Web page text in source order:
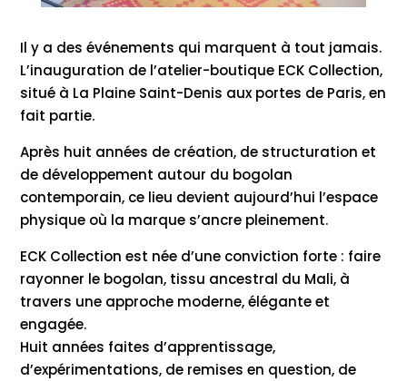
Il y a des événements qui marquent à tout jamais.
L’inauguration de l’atelier-boutique ECK Collection,
situé à La Plaine Saint-Denis aux portes de Paris, en
fait partie.
Après huit années de création, de structuration et
de développement autour du bogolan
contemporain, ce lieu devient aujourd’hui l’espace
physique où la marque s’ancre pleinement.
ECK Collection est née d’une conviction forte : faire
rayonner le bogolan, tissu ancestral du Mali, à
travers une approche moderne, élégante et
engagée.
Huit années faites d’apprentissage,
d’expérimentations, de remises en question, de